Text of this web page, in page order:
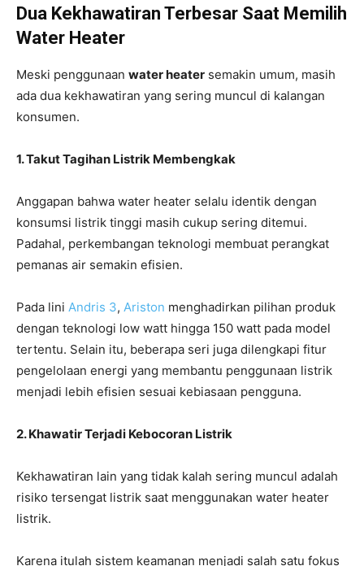
Dua Kekhawatiran Terbesar Saat Memilih
Water Heater
Meski penggunaan water heater semakin umum, masih
ada dua kekhawatiran yang sering muncul di kalangan
konsumen.
1. Takut Tagihan Listrik Membengkak
Anggapan bahwa water heater selalu identik dengan
konsumsi listrik tinggi masih cukup sering ditemui.
Padahal, perkembangan teknologi membuat perangkat
pemanas air semakin efisien.
Pada lini Andris 3, Ariston menghadirkan pilihan produk
dengan teknologi low watt hingga 150 watt pada model
tertentu. Selain itu, beberapa seri juga dilengkapi fitur
pengelolaan energi yang membantu penggunaan listrik
menjadi lebih efisien sesuai kebiasaan pengguna.
2. Khawatir Terjadi Kebocoran Listrik
Kekhawatiran lain yang tidak kalah sering muncul adalah
risiko tersengat listrik saat menggunakan water heater
listrik.
Karena itulah sistem keamanan menjadi salah satu fokus